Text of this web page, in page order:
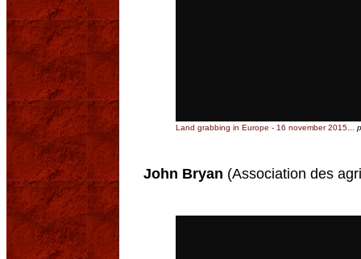
Land grabbing in Europe - 16 november 2015...
John Bryan (Association des